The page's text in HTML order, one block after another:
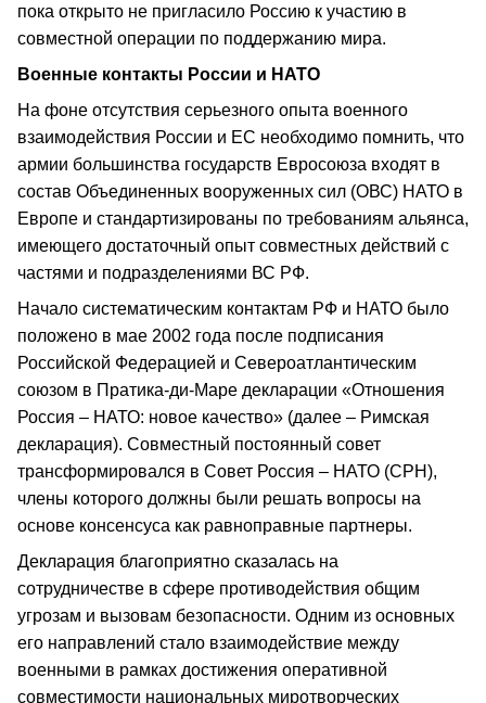
пока открыто не пригласило Россию к участию в
совместной операции по поддержанию мира.
Военные контакты России и НАТО
На фоне отсутствия серьезного опыта военного
взаимодействия России и ЕС необходимо помнить, что
армии большинства государств Евросоюза входят в
состав Объединенных вооруженных сил (ОВС) НАТО в
Европе и стандартизированы по требованиям альянса,
имеющего достаточный опыт совместных действий с
частями и подразделениями ВС РФ.
Начало систематическим контактам РФ и НАТО было
положено в мае 2002 года после подписания
Российской Федерацией и Североатлантическим
союзом в Пратика-ди-Маре декларации «Отношения
Россия – НАТО: новое качество» (далее – Римская
декларация). Совместный постоянный совет
трансформировался в Совет Россия – НАТО (СРН),
члены которого должны были решать вопросы на
основе консенсуса как равноправные партнеры.
Декларация благоприятно сказалась на
сотрудничестве в сфере противодействия общим
угрозам и вызовам безопасности. Одним из основных
его направлений стало взаимодействие между
военными в рамках достижения оперативной
совместимости национальных миротворческих